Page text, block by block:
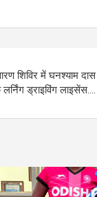
शिविर में घनश्याम दास
ड्राइविंग लाइसेंस….